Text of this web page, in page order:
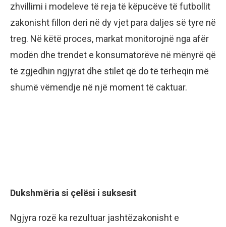
zhvillimi i modeleve të reja të këpucëve të futbollit
zakonisht fillon deri në dy vjet para daljes së tyre në
treg. Në këtë proces, markat monitorojnë nga afër
modën dhe trendet e konsumatorëve në mënyrë që
të zgjedhin ngjyrat dhe stilet që do të tërheqin më
shumë vëmendje në një moment të caktuar.
Dukshmëria si çelësi i suksesit
Ngjyra rozë ka rezultuar jashtëzakonisht e